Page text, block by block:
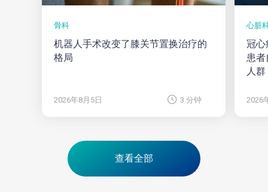
骨科
机器人手术改变了膝关节置换治疗的
格局
2026年8月5日 3 分钟
心脏
冠心
患
人群
2026
查看全部